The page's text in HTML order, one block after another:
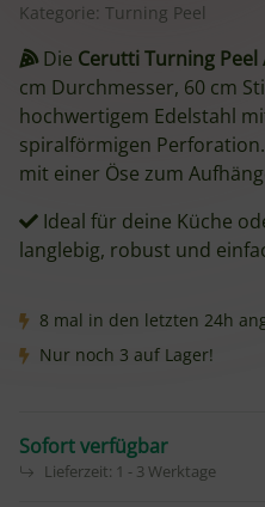
Kategorie: Turning Peel
Die Cerutti Turning Peel
cm Durchmesser, 60 cm
hochwertigem Edelstahl
spiralförmigen
mit einer Öse zum
Ideal für deine Küche
langlebig, robust und
8 mal in den letzten 24h
Nur noch 3 auf Lager!
Sofort verfügbar
Lieferzeit: 1 - 3 Werktage